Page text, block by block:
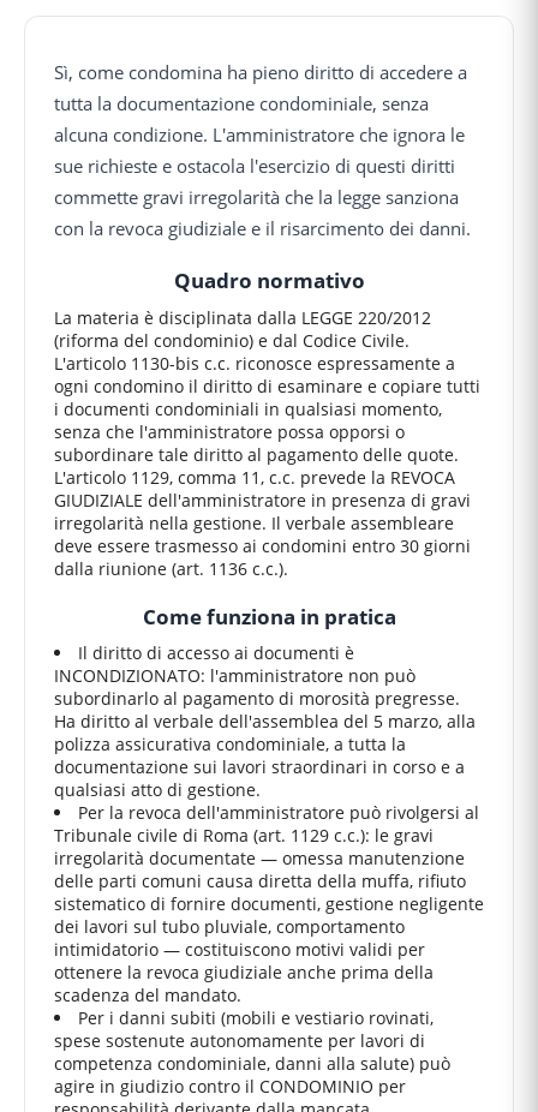
Sì, come condomina ha pieno diritto di accedere a
tutta la documentazione condominiale, senza
alcuna condizione. L'amministratore che ignora le
sue richieste e ostacola l'esercizio di questi diritti
commette gravi irregolarità che la legge sanziona
con la revoca giudiziale e il risarcimento dei danni.
Quadro normativo
La materia è disciplinata dalla LEGGE 220/2012
(riforma del condominio) e dal Codice Civile.
L'articolo 1130-bis c.c. riconosce espressamente a
ogni condomino il diritto di esaminare e copiare tutti
i documenti condominiali in qualsiasi momento,
senza che l'amministratore possa opporsi o
subordinare tale diritto al pagamento delle quote.
L'articolo 1129, comma 11, c.c. prevede la REVOCA
GIUDIZIALE dell'amministratore in presenza di gravi
irregolarità nella gestione. Il verbale assembleare
deve essere trasmesso ai condomini entro 30 giorni
dalla riunione (art. 1136 c.c.).
Come funziona in pratica
Il diritto di accesso ai documenti è
INCONDIZIONATO: l'amministratore non può
subordinarlo al pagamento di morosità pregresse.
Ha diritto al verbale dell'assemblea del 5 marzo, alla
polizza assicurativa condominiale, a tutta la
documentazione sui lavori straordinari in corso e a
qualsiasi atto di gestione.
Per la revoca dell'amministratore può rivolgersi al
Tribunale civile di Roma (art. 1129 c.c.): le gravi
irregolarità documentate — omessa manutenzione
delle parti comuni causa diretta della muffa, rifiuto
sistematico di fornire documenti, gestione negligente
dei lavori sul tubo pluviale, comportamento
intimidatorio — costituiscono motivi validi per
ottenere la revoca giudiziale anche prima della
scadenza del mandato.
Per i danni subiti (mobili e vestiario rovinati,
spese sostenute autonomamente per lavori di
competenza condominiale, danni alla salute) può
agire in giudizio contro il CONDOMINIO per